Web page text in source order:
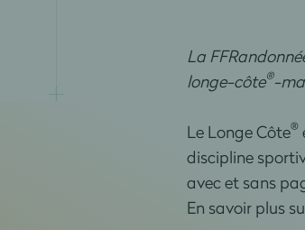
La
longe-côte®-
Le Longe Côte®
discipline
avec et sans
En savoir plus